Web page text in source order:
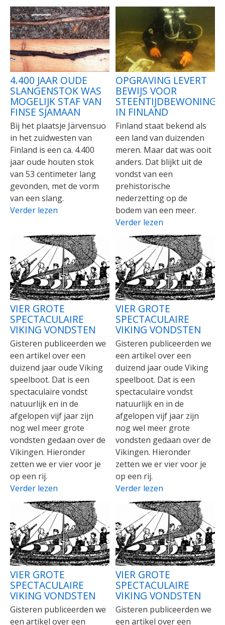
4.400 JAAR OUDE
SLANGENSTOK WAS
MOGELIJK STAF VAN
FINSE SJAMAAN
Bij het plaatsje Järvensuo
in het zuidwesten van
Finland is een ca. 4.400
jaar oude houten stok
van 53 centimeter lang
gevonden, met de vorm
van een slang.
Verder lezen
OPGRAVING LEVERT
BEWIJS VOOR
STEENTIJDBEWONING
IN FINLAND
Finland staat bekend als
een land van duizenden
meren. Maar dat was ooit
anders. Dat blijkt uit de
vondst van een
prehistorische
nederzetting op de
bodem van een meer.
Verder lezen
VIER GROTE
SPECTACULAIRE
VIKING VONDSTEN
Gisteren publiceerden we
een artikel over een
duizend jaar oude Viking
speelboot. Dat is een
spectaculaire vondst
natuurlijk en in de
afgelopen vijf jaar zijn
nog wel meer grote
vondsten gedaan over de
Vikingen. Hieronder
zetten we er vier voor je
op een rij.
Verder lezen
VIER GROTE
SPECTACULAIRE
VIKING VONDSTEN
Gisteren publiceerden we
een artikel over een
duizend jaar oude Viking
speelboot. Dat is een
spectaculaire vondst
natuurlijk en in de
afgelopen vijf jaar zijn
nog wel meer grote
vondsten gedaan over de
Vikingen. Hieronder
zetten we er vier voor je
op een rij.
Verder lezen
VIER GROTE
SPECTACULAIRE
VIKING VONDSTEN
Gisteren publiceerden we
een artikel over een
VIER GROTE
SPECTACULAIRE
VIKING VONDSTEN
Gisteren publiceerden we
een artikel over een